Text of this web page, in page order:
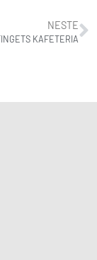
NESTE
KAFETERIA